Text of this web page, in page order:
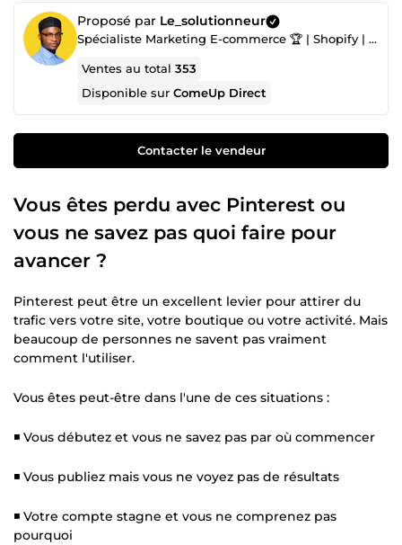
Proposé par Le_solutionneur
Spécialiste Marketing E-commerce 🏆 | Shopify | Réseaux sociaux | Publicité | IA
Ventes au total353
Disponible surComeUp Direct
Contacter le vendeur
Vous êtes perdu avec Pinterest ou
vous ne savez pas quoi faire pour
avancer ?
Pinterest peut être un excellent levier pour attirer du
trafic vers votre site, votre boutique ou votre activité. Mais
beaucoup de personnes ne savent pas vraiment
comment l'utiliser.
Vous êtes peut-être dans l'une de ces situations :
◾ Vous débutez et vous ne savez pas par où commencer
◾ Vous publiez mais vous ne voyez pas de résultats
◾ Votre compte stagne et vous ne comprenez pas
pourquoi